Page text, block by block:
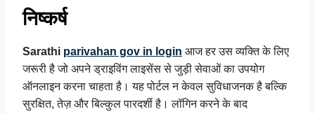
निष्कर्ष
Sarathi parivahan gov in login आज हर उस व्यक्ति के लिए
जरूरी है जो अपने ड्राइविंग लाइसेंस से जुड़ी सेवाओं का उपयोग
ऑनलाइन करना चाहता है। यह पोर्टल न केवल सुविधाजनक है बल्कि
सुरक्षित, तेज़ और बिल्कुल पारदर्शी है। लॉगिन करने के बाद